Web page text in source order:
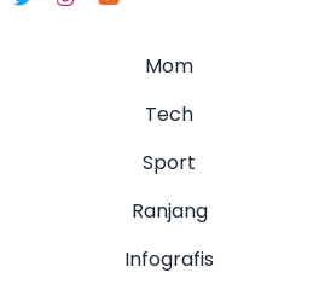
Mom
Tech
Sport
Ranjang
Infografis